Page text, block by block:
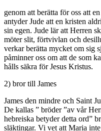
genom att berätta för oss att
antyder Jude att en kristen
sin egen. Jude lär att Herren
möter slit, förtvivlan och
verkar berätta mycket om sig
påminner oss om att de som
hålls säkra för Jesus Kristus.
2) bror till James
James den mindre och Saint
De kallas ” bröder ”av vår
hebreiska betyder detta ord”
släktingar. Vi vet att Maria inte